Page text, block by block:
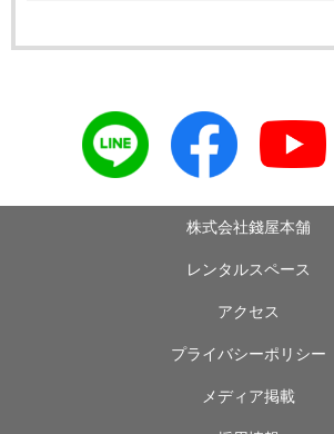
株式会社錢屋本舗
レンタルスペース
アクセス
プライバシーポリシー
メディア掲載